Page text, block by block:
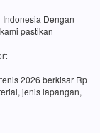
Dengan
pastikan
2026 berkisar Rp
jenis lapangan,